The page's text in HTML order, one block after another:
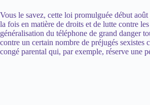
Vous le savez, cette loi promulguée début août
la fois en matière de droits et de lutte contre
généralisation du téléphone de grand danger
contre un certain nombre de préjugés sexistes
congé parental qui, par exemple, réserve une